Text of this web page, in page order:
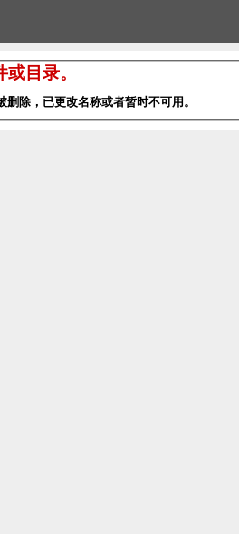
目录。
除，已更改名称或者暂时不可用。